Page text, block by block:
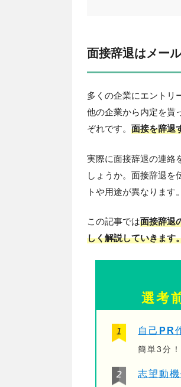
面接辞退はメー
多くの企業にエントリ
他の企業から内定を貰
ぞれです。 面接を辞退
実際に面接辞退の連絡
しょうか。面接辞退を
トや用途が異なります。
この記事では面接辞退
しく解説していきます
選考
自己PR
簡単3分
志望動